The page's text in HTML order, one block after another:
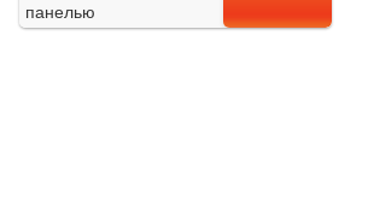
панелью